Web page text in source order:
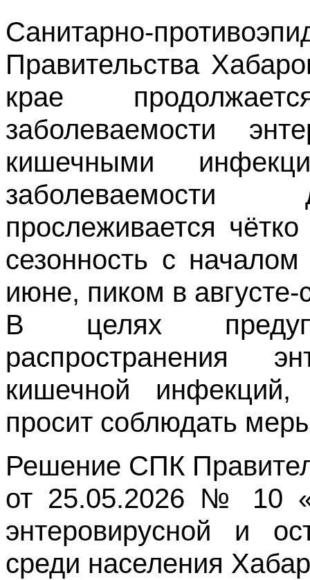
Санитарно-
Правительства
крае продолжаетс
заболеваемости
кишечными
прослеживается
сезонность с
июне, пиком в августе-
В целях
распространения
кишечной инфекций,
просит соблюдать
Решение СПК
от 25.05.2026 № 10
энтеровирусной и
среди населения